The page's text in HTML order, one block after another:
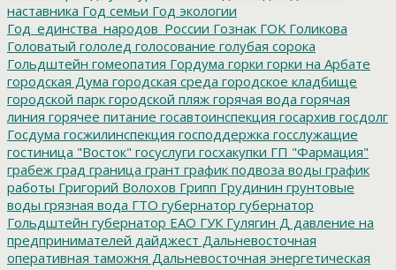
наставника Год семьи Год экологии
Год_единства_народов_России Гознак ГОК Голикова
Головатый гололед голосование голубая сорока
Гольдштейн гомеопатия Гордума горки горки на Арбате
городская Дума городская среда городское кладбище
городской парк городской пляж горячая вода горячая
линия горячее питание госавтоинспекция госархив госдолг
Госдума госжилинспекция господдержка госслужащие
гостиница "Восток" госуслуги госхакупки ГП "Фармация"
грабеж град граница грант график подвоза воды график
работы Григорий Волохов Грипп Грудинин грунтовые
воды грязная вода ГТО губернатор губернатор
Гольдштейн губернатор ЕАО ГУК Гулягин Д давление на
предпринимателей дайджест Дальневосточная
оперативная таможня Дальневосточная энергетическая